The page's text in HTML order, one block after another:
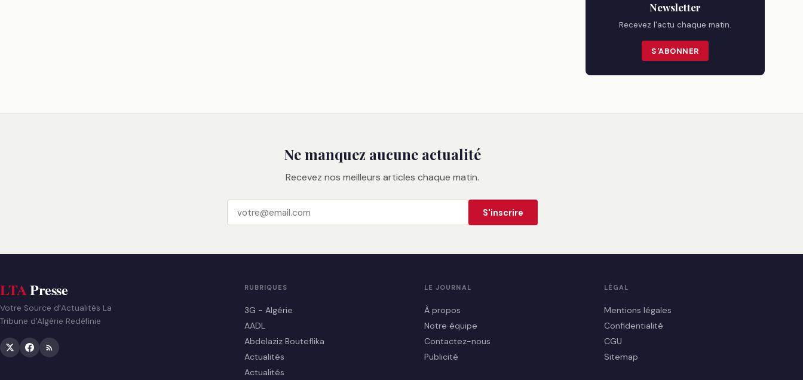
Newsletter
Recevez l'actu chaque matin.
S'ABONNER
Ne manquez aucune actualité
Recevez nos meilleurs articles chaque matin.
S'inscrire
LTAPresse
Votre Source d’Actualités La
Tribune d'Algérie Redéfinie
RUBRIQUES
3G - Algérie
AADL
Abdelaziz Bouteflika
Actualités
Actualités
LE JOURNAL
À propos
Notre équipe
Contactez-nous
Publicité
LÉGAL
Mentions légales
Confidentialité
CGU
Sitemap